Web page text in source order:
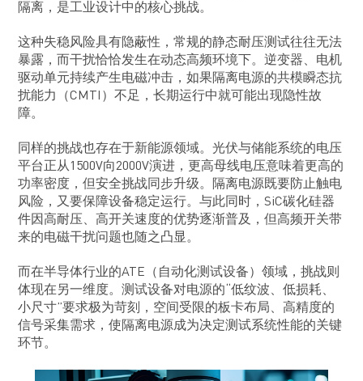
隔离，是工业设计中的核心挑战。
这种失稳风险具有隐蔽性，常规的静态耐压测试往往无法
暴露，而干扰恰恰发生在动态高频环境下。逆变器、电机
驱动单元持续产生电磁冲击，如果隔离电源的共模瞬态抗
扰能力（CMTI）不足，长期运行中就可能出现隐性故
障。
同样的挑战也存在于新能源领域。光伏与储能系统的电压
平台正从1500V向2000V演进，更高母线电压意味着更高的
功率密度，但安全挑战同步升级。隔离电源既要防止触电
风险，又要保障设备稳定运行。与此同时，SiC碳化硅器
件因高耐压、高开关速度的优势逐渐普及，但高频开关带
来的电磁干扰问题也随之凸显。
而在半导体行业的ATE（自动化测试设备）领域，挑战则
体现在另一维度。测试设备对电源的“低纹波、低损耗、
小尺寸”要求极为苛刻，空间受限的板卡布局、高精度的
信号采集需求，使隔离电源成为决定测试系统性能的关键
环节。